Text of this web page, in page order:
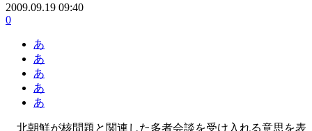
2009.09.19 09:40
0
あ
あ
あ
あ
あ
北朝鮮が核問題と関連した多者会談を受け入れる意思を表